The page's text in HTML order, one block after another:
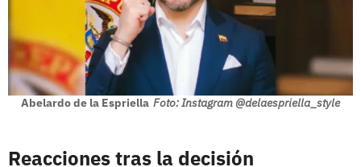
Abelardo de la Espriella Foto: Instagram @delaespriella_style
Reacciones tras la decisión